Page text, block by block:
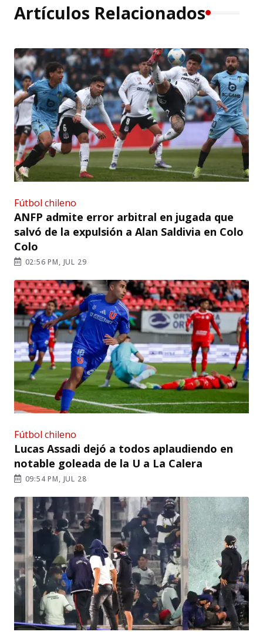
Artículos Relacionados
Fútbol chileno
ANFP admite error arbitral en jugada que
salvó de la expulsión a Alan Saldivia en Colo
Colo
02:56 PM, JUL 29
Fútbol chileno
Lucas Assadi dejó a todos aplaudiendo en
notable goleada de la U a La Calera
09:54 PM, JUL 28